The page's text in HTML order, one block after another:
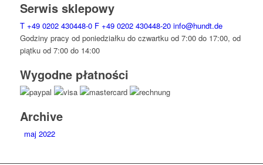
Serwis sklepowy
T +49 0202 430448-0 F +49 0202 430448-20 info@hundt.de
Godziny pracy od poniedziałku do czwartku od 7:00 do 17:00, od
piątku od 7:00 do 14:00
Wygodne płatności
Archive
maj 2022